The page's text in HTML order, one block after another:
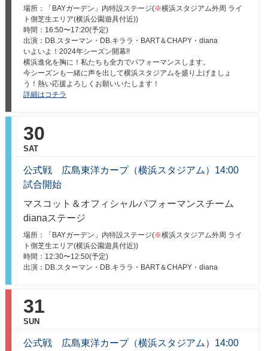
場所：「BAYガーデン」内特設ステージ(※横浜スタジアム外周 ライ
ト側芝生エリア(横浜公園遊具付近))
時間：16:50〜17:20(予定)
出演：DB.スターマン・DB.キララ・BART＆CHAPY・diana
いよいよ！2024年シーズン開幕!!
横浜進化を胸に！私たちも全力でパフォーマンスします。
今シーズンも一緒に声を出して横浜スタジアムを盛り上げましょ
う！熱い応援よろしくお願いいたします！
詳細はコチラ
30
SAT
公式戦 広島東洋カープ（横浜スタジアム）14:00
試合開始
マスコット＆オフィシャルパフォーマンスチーム
dianaステージ
場所：「BAYガーデン」内特設ステージ(※横浜スタジアム外周 ライ
ト側芝生エリア(横浜公園遊具付近))
時間：12:30〜12:50(予定)
出演：DB.スターマン・DB.キララ・BART＆CHAPY・diana
31
SUN
公式戦 広島東洋カープ（横浜スタジアム）14:00